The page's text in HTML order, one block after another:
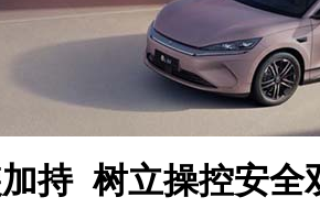
持 树立操控安全